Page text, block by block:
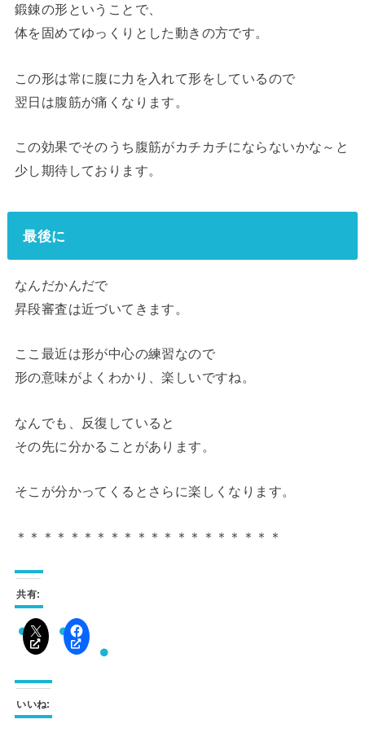
鍛錬の形ということで、
体を固めてゆっくりとした動きの方です。
この形は常に腹に力を入れて形をしているので
翌日は腹筋が痛くなります。
この効果でそのうち腹筋がカチカチにならないかな～と
少し期待しております。
最後に
なんだかんだで
昇段審査は近づいてきます。
ここ最近は形が中心の練習なので
形の意味がよくわかり、楽しいですね。
なんでも、反復していると
その先に分かることがあります。
そこが分かってくるとさらに楽しくなります。
＊＊＊＊＊＊＊＊＊＊＊＊＊＊＊＊＊＊＊＊
共有:
いいね: